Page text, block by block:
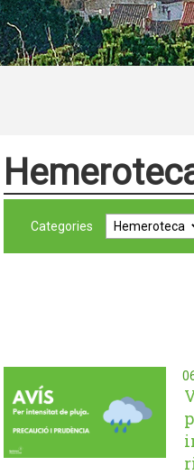
Categories
06